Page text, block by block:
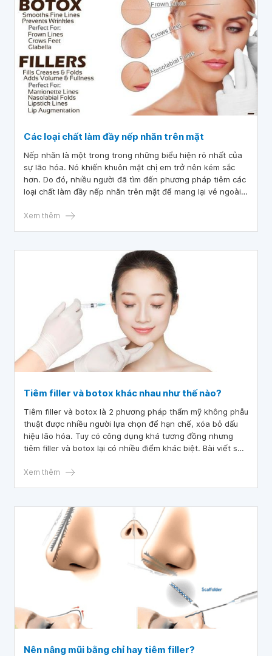
Các loại chất làm đầy nếp nhăn trên mặt
Nếp nhăn là một trong trong những biểu hiện rõ nhất của
sự lão hóa. Nó khiến khuôn mặt chị em trở nên kém sắc
hơn. Do đó, nhiều người đã tìm đến phương pháp tiêm các
loại chất làm đầy nếp nhăn trên mặt để mang lại vẻ ngoài
rãnh và vùng hõm sẽ được cải thiện rõ rệt.
Xem thêm
Tiêm filler và botox khác nhau như thế nào?
Tiêm filler và botox là 2 phương pháp thẩm mỹ không phẫu
thuật được nhiều người lựa chọn để hạn chế, xóa bỏ dấu
hiệu lão hóa. Tuy có công dụng khá tương đồng nhưng
tiêm filler và botox lại có nhiều điểm khác biệt. Bài viết sẽ
Xem thêm
Nên nâng mũi bằng chỉ hay tiêm filler?